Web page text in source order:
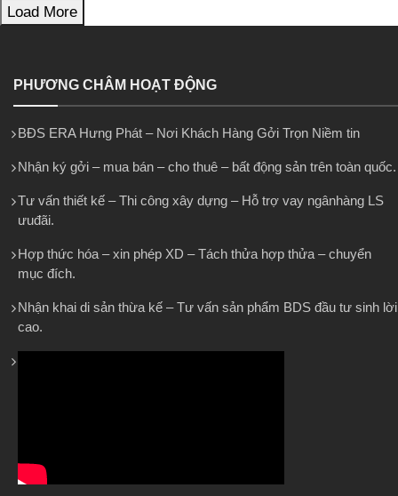
Load More
PHƯƠNG CHÂM HOẠT ĐỘNG
BĐS ERA Hưng Phát – Nơi Khách Hàng Gởi Trọn Niềm tin
Nhận ký gởi – mua bán – cho thuê – bất động sản trên toàn quốc.
Tư vấn thiết kế – Thi công xây dựng – Hỗ trợ vay ngânhàng LS
ưuđãi.
Hợp thức hóa – xin phép XD – Tách thửa hợp thửa – chuyển
mục đích.
Nhận khai di sản thừa kế – Tư vấn sản phẩm BDS đầu tư sinh lời
cao.